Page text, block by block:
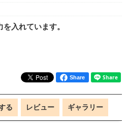
入れています。
Share
る レビュー ギャラリー